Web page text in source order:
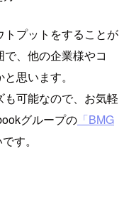
プットをすることが
、他の企業様やコ
思います。
可能なので、お気軽
グループの 「BMG
す。